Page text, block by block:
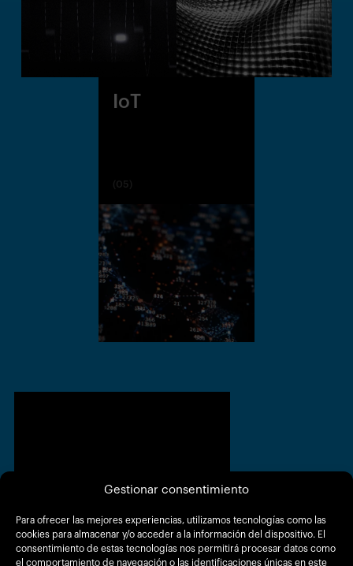
Gestionar consentimiento
Para ofrecer las mejores experiencias, utilizamos tecnologías como las
cookies para almacenar y/o acceder a la información del dispositivo. El
consentimiento de estas tecnologías nos permitirá procesar datos como
el comportamiento de navegación o las identificaciones únicas en este
IoT
Contacta con
Tecnologías
Inteligentes